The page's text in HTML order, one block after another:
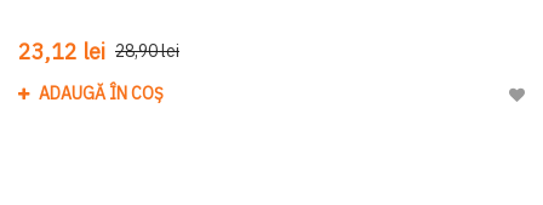
23,12 lei 28,90 lei
ADAUGĂ ÎN COȘ